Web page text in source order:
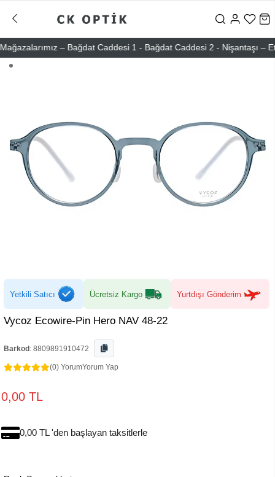
– Bağdat Caddesi 1 - Bağdat Caddesi 2 - Nişantaşı –
Yetkili Satıcı Ücretsiz Kargo Yurtdışı Gönderim
Vycoz Ecowire-Pin Hero NAV 48-22
Barkod : 8809891910472
(0) YorumYorum Yap
0,00 TL
0,00 TL 'den başlayan taksitlerle